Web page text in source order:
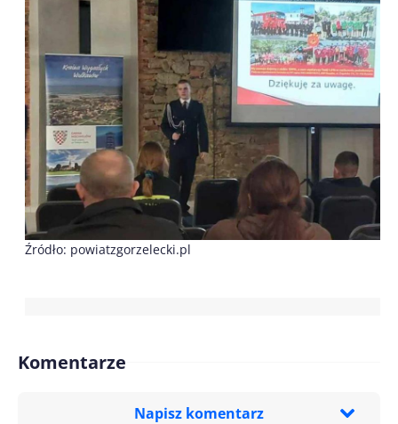
Źródło: powiatzgorzelecki.pl
Komentarze
Napisz komentarz